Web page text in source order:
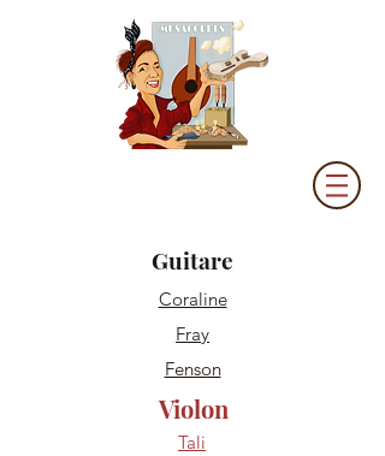
Guitare
Coraline
Fray
Fenson
Violon
Tali